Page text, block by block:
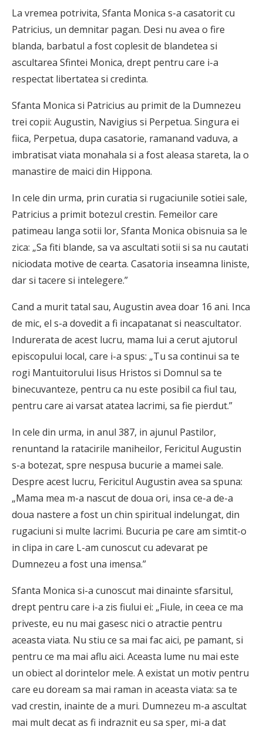
La vremea potrivita, Sfanta Monica s-a casatorit cu
Patricius, un demnitar pagan. Desi nu avea o fire
blanda, barbatul a fost coplesit de blandetea si
ascultarea Sfintei Monica, drept pentru care i-a
respectat libertatea si credinta.
Sfanta Monica si Patricius au primit de la Dumnezeu
trei copii: Augustin, Navigius si Perpetua. Singura ei
fiica, Perpetua, dupa casatorie, ramanand vaduva, a
imbratisat viata monahala si a fost aleasa stareta, la o
manastire de maici din Hippona.
In cele din urma, prin curatia si rugaciunile sotiei sale,
Patricius a primit botezul crestin. Femeilor care
patimeau langa sotii lor, Sfanta Monica obisnuia sa le
zica: „Sa fiti blande, sa va ascultati sotii si sa nu cautati
niciodata motive de cearta. Casatoria inseamna liniste,
dar si tacere si intelegere.”
Cand a murit tatal sau, Augustin avea doar 16 ani. Inca
de mic, el s-a dovedit a fi incapatanat si neascultator.
Indurerata de acest lucru, mama lui a cerut ajutorul
episcopului local, care i-a spus: „Tu sa continui sa te
rogi Mantuitorului Iisus Hristos si Domnul sa te
binecuvanteze, pentru ca nu este posibil ca fiul tau,
pentru care ai varsat atatea lacrimi, sa fie pierdut.”
In cele din urma, in anul 387, in ajunul Pastilor,
renuntand la ratacirile maniheilor, Fericitul Augustin
s-a botezat, spre nespusa bucurie a mamei sale.
Despre acest lucru, Fericitul Augustin avea sa spuna:
„Mama mea m-a nascut de doua ori, insa ce-a de-a
doua nastere a fost un chin spiritual indelungat, din
rugaciuni si multe lacrimi. Bucuria pe care am simtit-o
in clipa in care L-am cunoscut cu adevarat pe
Dumnezeu a fost una imensa.”
Sfanta Monica si-a cunoscut mai dinainte sfarsitul,
drept pentru care i-a zis fiului ei: „Fiule, in ceea ce ma
priveste, eu nu mai gasesc nici o atractie pentru
aceasta viata. Nu stiu ce sa mai fac aici, pe pamant, si
pentru ce ma mai aflu aici. Aceasta lume nu mai este
un obiect al dorintelor mele. A existat un motiv pentru
care eu doream sa mai raman in aceasta viata: sa te
vad crestin, inainte de a muri. Dumnezeu m-a ascultat
mai mult decat as fi indraznit eu sa sper, mi-a dat